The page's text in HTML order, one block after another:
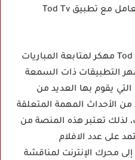
هذه الحالات، ما عليك سوى التعامل مع تطبيق Tod Tv
Tod Tv Apk مهكر لمتابعة المباريات
التطبيقات ذات السمعة
يقوم بها العديد من
من الأحداث المهمة المتعلقة
لذلك تعتبر هذه المنصة من
على عدد الافلام
محرك الإنترنت لمناقشة